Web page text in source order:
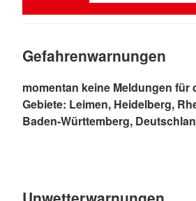
Gefahrenwarnungen
momentan keine Meldungen für
Gebiete: Leimen, Heidelberg,
Baden-Württemberg,